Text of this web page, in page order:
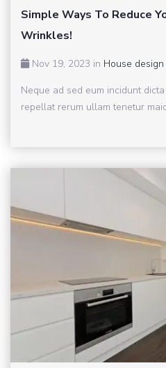
Simple Ways To Reduce
Wrinkles!
Nov 19, 2023 in House design
Neque ad sed eum incidunt
repellat rerum ullam tenetur